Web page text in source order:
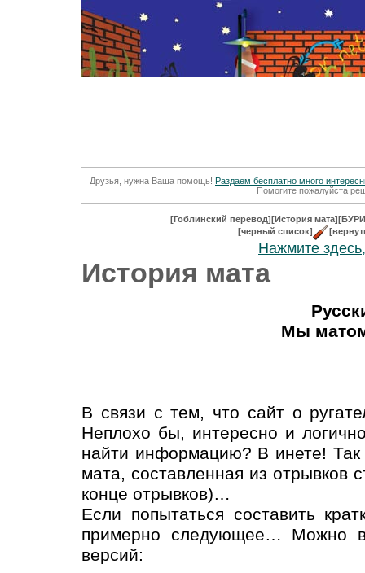
Друзья, нужна Ваша помощь! Раздаем бесплатно много
Помогите пожалуйста
[Гоблинский перевод][История мата]
[черный список]
Нажмите
История мата
Мы
В связи с тем, что сайт о
Неплохо бы, интересно и
найти информацию? В инете! Так
мата, составленная из отрывков
конце отрывков)…
Если попытаться составить
примерно следующее… Можно
версий: